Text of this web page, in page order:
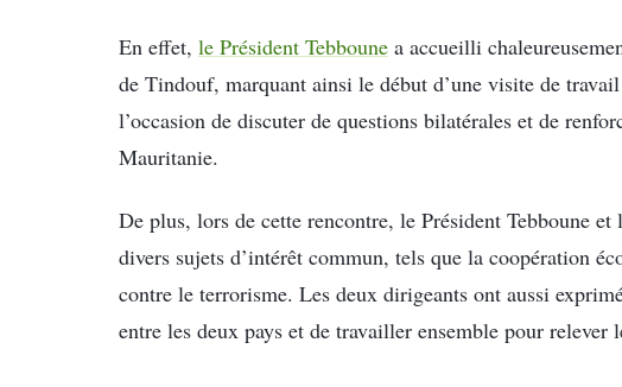
En effet, le Président Tebboune a accueilli
de Tindouf, marquant ainsi le début d’une visite de
l’occasion de discuter de questions bilatérales et de
Mauritanie.
De plus, lors de cette rencontre, le Président Tebboune
divers sujets d’intérêt commun, tels que la coopération
contre le terrorisme. Les deux dirigeants ont aussi
entre les deux pays et de travailler ensemble pour